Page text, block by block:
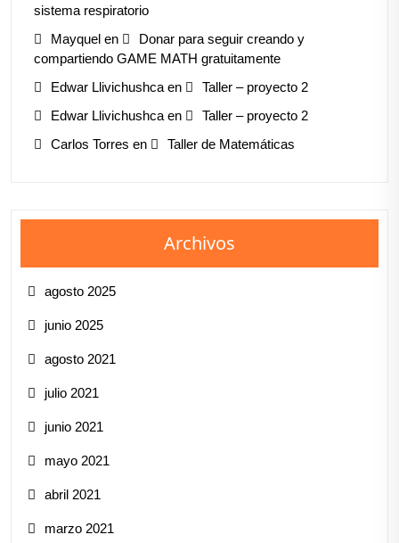
sistema respiratorio
Mayquel en
Donar para seguir creando y
compartiendo GAME MATH gratuitamente
Edwar Llivichushca en
Taller – proyecto 2
Edwar Llivichushca en
Taller – proyecto 2
Carlos Torres en Taller de Matemáticas
Archivos
agosto 2025
junio 2025
agosto 2021
julio 2021
junio 2021
mayo 2021
abril 2021
marzo 2021